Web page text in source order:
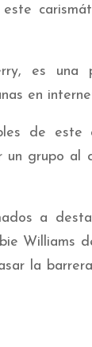
es una
en
de este
grupo al
a
Williams
la